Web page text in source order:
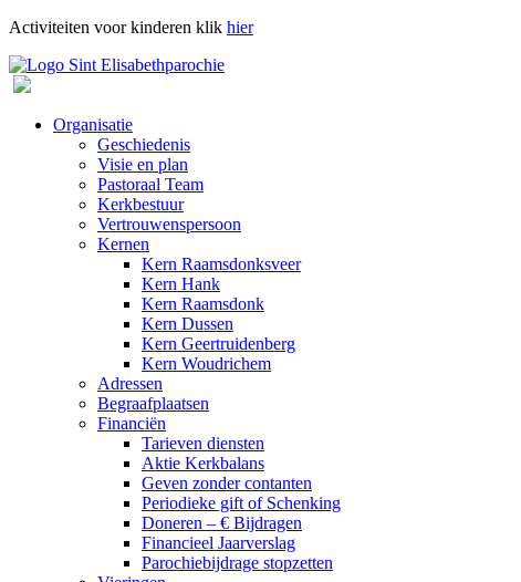
Activiteiten voor kinderen klik hier
Organisatie
Geschiedenis
Visie en plan
Pastoraal Team
Kerkbestuur
Vertrouwenspersoon
Kernen
Kern Raamsdonksveer
Kern Hank
Kern Raamsdonk
Kern Dussen
Kern Geertruidenberg
Kern Woudrichem
Adressen
Begraafplaatsen
Financiën
Tarieven diensten
Aktie Kerkbalans
Geven zonder contanten
Periodieke gift of Schenking
Doneren – € Bijdragen
Financieel Jaarverslag
Parochiebijdrage stopzetten